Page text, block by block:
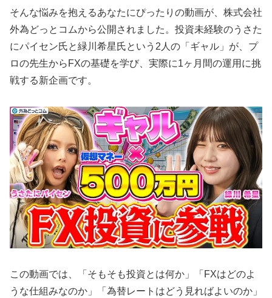
そんな悩みを抱えるあなたにぴったりの動画が、株式会社
外為どっとコムから公開されました。投資未経験のうさた
にパイセン氏と緑川希星氏という2人の「ギャル」が、プ
ロの先生からFXの基礎を学び、実際に1ヶ月間の運用に挑
戦する新企画です。
この動画では、「そもそも投資とは何か」「FXはどのよ
うな仕組みなのか」「為替レートはどう見ればよいのか」